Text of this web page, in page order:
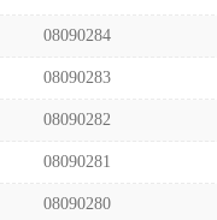
08090284
08090283
08090282
08090281
08090280